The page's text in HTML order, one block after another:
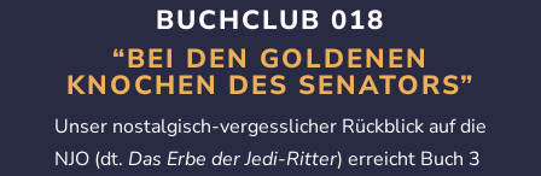
BUCHCLUB 018
“BEI DEN GOLDENEN
KNOCHEN DES SENATORS”
Unser nostalgisch-vergesslicher Rückblick auf die
NJO (dt. Das Erbe der Jedi-Ritter) erreicht Buch 3